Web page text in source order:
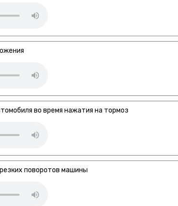
во время нажатия на тормоз
поворотов машины